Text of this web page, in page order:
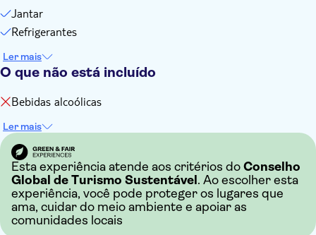
Jantar
Refrigerantes
Ler mais
O que não está incluído
Bebidas alcoólicas
Ler mais
Esta experiência atende aos critérios do Conselho
Global de Turismo Sustentável . Ao escolher esta
experiência, você pode proteger os lugares que
ama, cuidar do meio ambiente e apoiar as
comunidades locais